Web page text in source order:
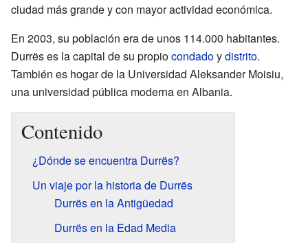
ciudad más grande y con mayor actividad económica.
En 2003, su población era de unos 114.000 habitantes.
Durrës es la capital de su propiocondadoydistrito.
También es hogar de la Universidad Aleksander Moisiu,
una universidad pública moderna en Albania.
Contenido
¿Dónde se encuentra Durrës?
Un viaje por la historia de Durrës
Durrës en la Antigüedad
Durrës en la Edad Media